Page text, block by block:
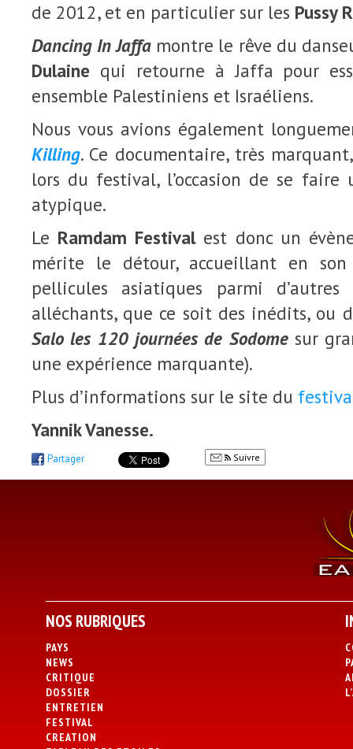
de 2012, et en particulier sur les Pussy
Dancing In Jaffa montre le rêve du
Dulaine qui retourne à Jaffa pour
ensemble Palestiniens et Israéliens.
Nous vous avions également
Killing. Ce documentaire, très
lors du festival, l’occasion de se
atypique.
Le Ramdam Festivalest donc un
mérite le détour, accueillant en son
pellicules asiatiques parmi
alléchants, que ce soit des inédits, ou
Salo les 120 journées de Sodome sur
une expérience marquante).
Plus d’informations sur le site du
Yannik Vanesse.
Partager Suivre
NOS RUBRIQUES
PAYS
NEWS
CRITIQUE
DOSSIER
ENTRETIEN
FESTIVAL
CREATION